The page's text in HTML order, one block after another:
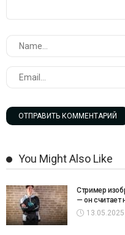
You Might Also Like
Стример
— он считает
13.05.2025